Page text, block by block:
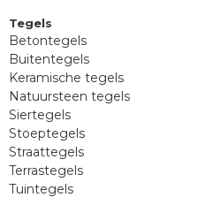
Tegels
Betontegels
Buitentegels
Keramische tegels
Natuursteen tegels
Siertegels
Stoeptegels
Straattegels
Terrastegels
Tuintegels